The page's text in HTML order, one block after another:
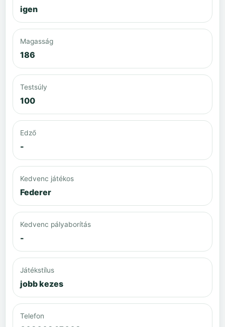
igen
Magasság
186
Testsúly
100
Edző
-
Kedvenc játékos
Federer
Kedvenc pályaborítás
-
Játékstílus
jobb kezes
Telefon